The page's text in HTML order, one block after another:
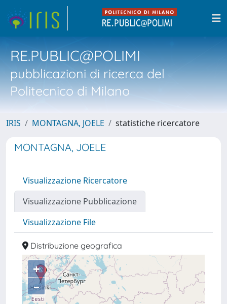
RE.PUBLIC@POLIMI
pubblicazioni di ricerca del
Politecnico di Milano
IRIS MONTAGNA, JOELE statistiche ricercatore
MONTAGNA, JOELE
Visualizzazione Ricercatore
Visualizzazione Pubblicazione
Visualizzazione File
Distribuzione geografica
+
–